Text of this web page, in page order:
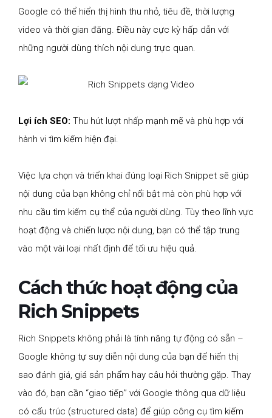
Google có thể hiển thị hình thu nhỏ, tiêu đề, thời lượng
video và thời gian đăng. Điều này cực kỳ hấp dẫn với
những người dùng thích nội dung trực quan.
Lợi ích SEO: Thu hút lượt nhấp mạnh mẽ và phù hợp với
hành vi tìm kiếm hiện đại.
Việc lựa chọn và triển khai đúng loại Rich Snippet sẽ giúp
nội dung của bạn không chỉ nổi bật mà còn phù hợp với
nhu cầu tìm kiếm cụ thể của người dùng. Tùy theo lĩnh vực
hoạt động và chiến lược nội dung, bạn có thể tập trung
vào một vài loại nhất định để tối ưu hiệu quả.
Cách thức hoạt động của
Rich Snippets
Rich Snippets không phải là tính năng tự động có sẵn –
Google không tự suy diễn nội dung của bạn để hiển thị
sao đánh giá, giá sản phẩm hay câu hỏi thường gặp. Thay
vào đó, bạn cần “giao tiếp” với Google thông qua dữ liệu
có cấu trúc (structured data) để giúp công cụ tìm kiếm